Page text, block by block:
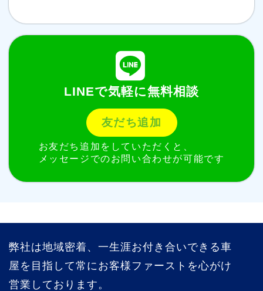
LINEで気軽に無料相談
友だち追加
お友だち追加をしていただくと、
メッセージでのお問い合わせが可能です
弊社は地域密着、一生涯お付き合いできる車
屋を目指して常にお客様ファーストを心がけ
営業しております。